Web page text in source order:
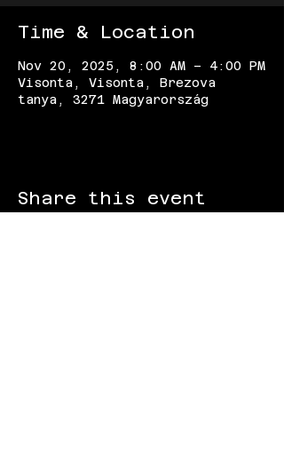
Time & Location
Nov 20, 2025, 8:00 AM – 4:00 PM
Visonta, Visonta, Brezova
tanya, 3271 Magyarország
Share this event